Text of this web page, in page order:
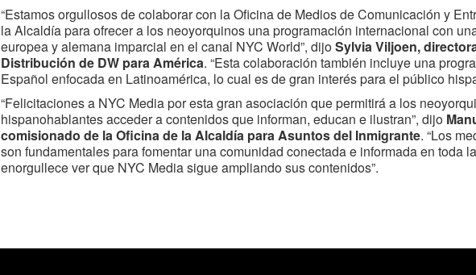
“Estamos orgullosos de colaborar con la Oficina de Medios de Comunicación y
la Alcaldía para ofrecer a los neoyorquinos una programación internacional con
europea y alemana imparcial en el canal NYC World”, dijoSylvia Viljoen,
Distribución de DW para América. “Esta colaboración también incluye una
Español enfocada en Latinoamérica, lo cual es de gran interés para el público
“Felicitaciones a NYC Media por esta gran asociación que permitirá a los
hispanohablantes acceder a contenidos que informan, educan e ilustran”, dijo
comisionado de la Oficina de la Alcaldía para Asuntos del Inmigrante. “Los
son fundamentales para fomentar una comunidad conectada e informada en toda
enorgullece ver que NYC Media sigue ampliando sus contenidos”.